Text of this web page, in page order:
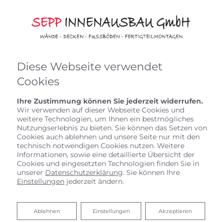
WIR QUATSCHEN
NICHT,
WIR MACHEN!
Diese Webseite verwendet
Cookies
Ihre Zustimmung können Sie jederzeit widerrufen.
Wir verwenden auf dieser Webseite Cookies und
weitere Technologien, um Ihnen ein bestmögliches
Nutzungserlebnis zu bieten. Sie können das Setzen von
Cookies auch ablehnen und unsere Seite nur mit den
technisch notwendigen Cookies nutzen. Weitere
Informationen, sowie eine detaillierte Übersicht der
Cookies und eingesetzten Technologien finden Sie in
unserer Datenschutzerklärung. Sie können Ihre
Einstellungen jederzeit ändern.
Akzeptieren
Einstellungen
Ablehnen
Ablehnen